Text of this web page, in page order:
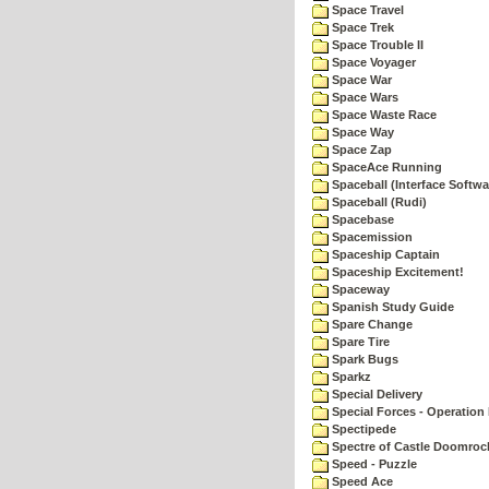
Space Travel
Space Trek
Space Trouble II
Space Voyager
Space War
Space Wars
Space Waste Race
Space Way
Space Zap
SpaceAce Running
Spaceball (Interface
Spaceball (Rudi)
Spacebase
Spacemission
Spaceship Captain
Spaceship Excitement!
Spaceway
Spanish Study Guide
Spare Change
Spare Tire
Spark Bugs
Sparkz
Special Delivery
Special Forces - Operation
Spectipede
Spectre of Castle
Speed - Puzzle
Speed Ace